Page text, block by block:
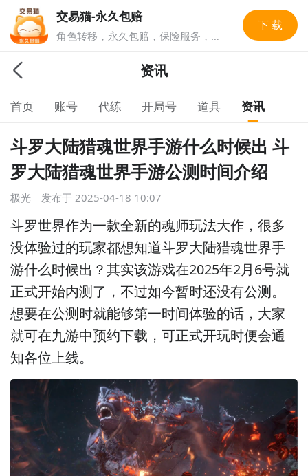
交易猫-永久包赔
角色转移，永久包赔，保险服务，实
就上交易猫，1亿玩家选择的游戏交
下 载
资讯
首页 账号 代练 开局号 道具 资讯
斗罗大陆猎魂世界手游什么时候出 斗
罗大陆猎魂世界手游公测时间介绍
极光 发布于 2025-04-18 10:07
斗罗世界作为一款全新的魂师玩法大作，很多
没体验过的玩家都想知道斗罗大陆猎魂世界手
游什么时候出？其实该游戏在2025年2月6号就
正式开始内测了，不过如今暂时还没有公测。
想要在公测时就能够第一时间体验的话，大家
就可在九游中预约下载，可正式开玩时便会通
知各位上线。